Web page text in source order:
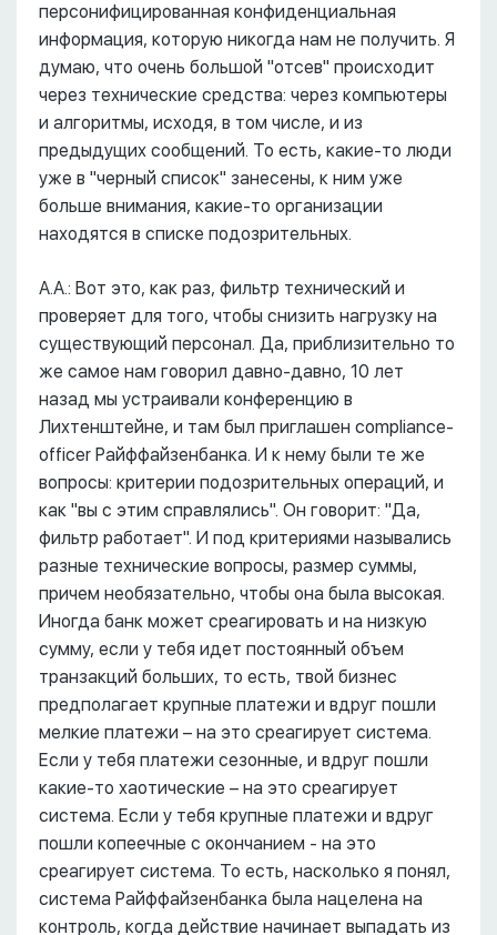
персонифицированная конфиденциальная
информация, которую никогда нам не получить. Я
думаю, что очень большой "отсев" происходит
через технические средства: через компьютеры
и алгоритмы, исходя, в том числе, и из
предыдущих сообщений. То есть, какие-то люди
уже в "черный список" занесены, к ним уже
больше внимания, какие-то организации
находятся в списке подозрительных.
А.А.: Вот это, как раз, фильтр технический и
проверяет для того, чтобы снизить нагрузку на
существующий персонал. Да, приблизительно то
же самое нам говорил давно-давно, 10 лет
назад мы устраивали конференцию в
Лихтенштейне, и там был приглашен compliance-
officer Райффайзенбанка. И к нему были те же
вопросы: критерии подозрительных операций, и
как "вы с этим справлялись". Он говорит: "Да,
фильтр работает". И под критериями назывались
разные технические вопросы, размер суммы,
причем необязательно, чтобы она была высокая.
Иногда банк может среагировать и на низкую
сумму, если у тебя идет постоянный объем
транзакций больших, то есть, твой бизнес
предполагает крупные платежи и вдруг пошли
мелкие платежи – на это среагирует система.
Если у тебя платежи сезонные, и вдруг пошли
какие-то хаотические – на это среагирует
система. Если у тебя крупные платежи и вдруг
пошли копеечные с окончанием - на это
среагирует система. То есть, насколько я понял,
система Райффайзенбанка была нацелена на
контроль, когда действие начинает выпадать из